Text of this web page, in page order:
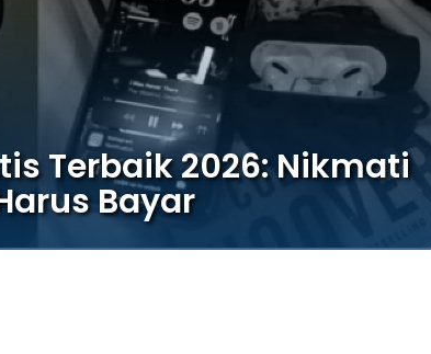
Terbaik 2026: Nikmati
Bayar